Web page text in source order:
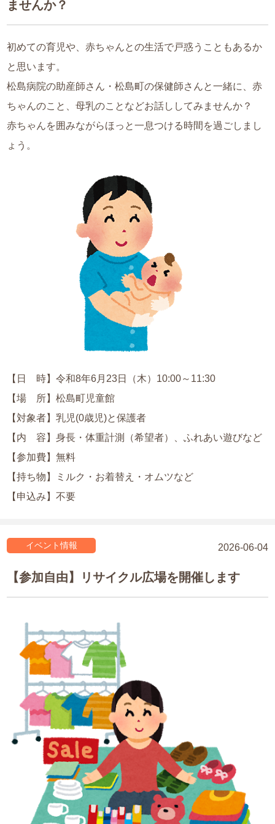
ませんか？
初めての育児や、赤ちゃんとの生活で戸惑うこともあるか
と思います。
松島病院の助産師さん・松島町の保健師さんと一緒に、赤
ちゃんのこと、母乳のことなどお話ししてみませんか？
赤ちゃんを囲みながらほっと一息つける時間を過ごしまし
ょう。
【日 時】令和8年6月23日（木）10:00～11:30
【場 所】松島町児童館
【対象者】乳児(0歳児)と保護者
【内 容】身長・体重計測（希望者）、ふれあい遊びなど
【参加費】無料
【持ち物】ミルク・お着替え・オムツなど
【申込み】不要
2026-06-04
イベント情報
【参加自由】リサイクル広場を開催します